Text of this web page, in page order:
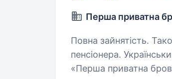
Перша приватна
Повна зайнятість.
пенсіонера. Український лідер пивоваріння, підприємство групи компаній
«Перша приватна